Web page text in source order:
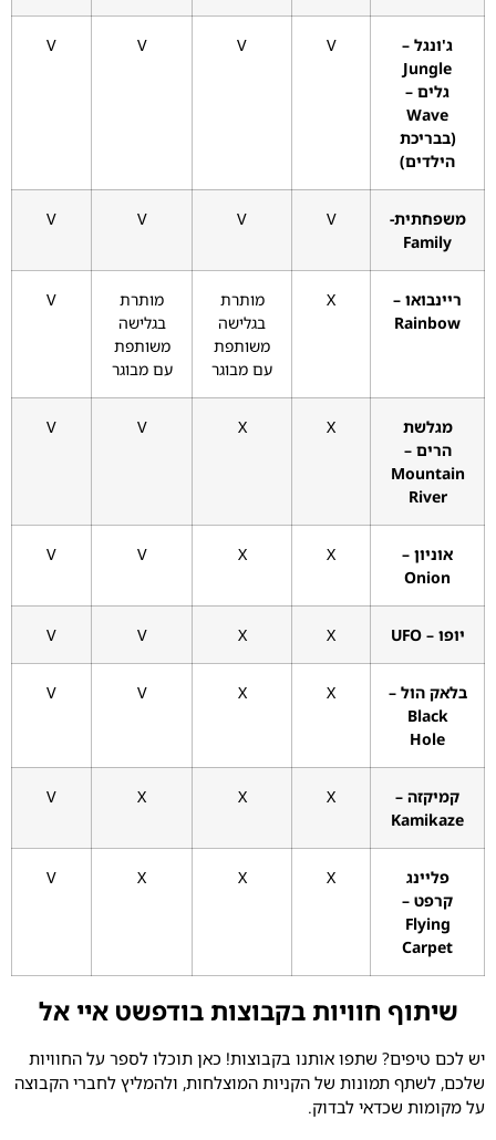
ג'ונגל –
Jungle
גלים –
Wave
(בבריכת
הילדים)
V
V
V
V
משפחתית-
Family
V
V
V
V
ריינבואו –
Rainbow
X
מותרת
בגלישה
משותפת
עם מבוגר
מותרת
בגלישה
משותפת
עם מבוגר
V
מגלשת
הרים –
Mountain
River
X
X
V
V
אוניון –
Onion
X
X
V
V
יופו – UFO X
X
V
V
בלאק הול –
Black
Hole
X
X
V
V
קמיקזה –
Kamikaze
X
X
X
V
פליינג
קרפט –
Flying
Carpet
X
X
X
V
שיתוף חוויות בקבוצות בודפשט איי אל
יש לכם טיפים? שתפו אותנו בקבוצות! כאן תוכלו לספר על החוויות
שלכם, לשתף תמונות של הקניות המוצלחות, ולהמליץ לחברי הקבוצה
על מקומות שכדאי לבדוק.